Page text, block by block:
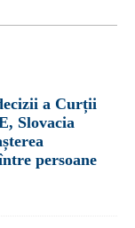
a Curții
Slovacia
persoane